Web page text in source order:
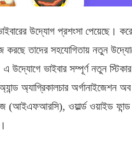
উদ্যোগ প্রশংসা পেয়েছে।
করছে তাদের সহযোগিতায় নতুন
এ উদ্যোগে ভাইবার সম্পূর্ণ নতুন
অ্যাগ্রিকালচার
(আইএফআরসি), ওয়ার্ল্ড ওয়াইড